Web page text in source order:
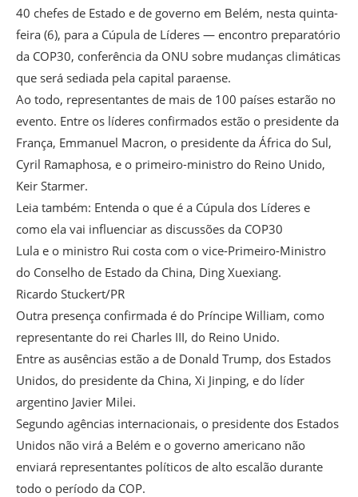
40 chefes de Estado e de governo em Belém, nesta quinta-
feira (6), para a Cúpula de Líderes — encontro preparatório
da COP30, conferência da ONU sobre mudanças climáticas
que será sediada pela capital paraense.
Ao todo, representantes de mais de 100 países estarão no
evento. Entre os líderes confirmados estão o presidente da
França, Emmanuel Macron, o presidente da África do Sul,
Cyril Ramaphosa, e o primeiro-ministro do Reino Unido,
Keir Starmer.
Leia também: Entenda o que é a Cúpula dos Líderes e
como ela vai influenciar as discussões da COP30
Lula e o ministro Rui costa com o vice-Primeiro-Ministro
do Conselho de Estado da China, Ding Xuexiang.
Ricardo Stuckert/PR
Outra presença confirmada é do Príncipe William, como
representante do rei Charles III, do Reino Unido.
Entre as ausências estão a de Donald Trump, dos Estados
Unidos, do presidente da China, Xi Jinping, e do líder
argentino Javier Milei.
Segundo agências internacionais, o presidente dos Estados
Unidos não virá a Belém e o governo americano não
enviará representantes políticos de alto escalão durante
todo o período da COP.